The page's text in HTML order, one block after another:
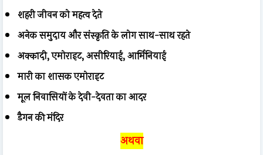
शहरी जीवन को महत्व देते
अनेक समुदाय और संस्कृति के लोग साथ-साथ रहते
अक्कादी, एमोराइट, असीरियाई, आर्मिनियाई
मारी का शासक एमोराइट
मूल निवासियों के देवी-देवता का आदर
डैगन की मंदिर
अथवा